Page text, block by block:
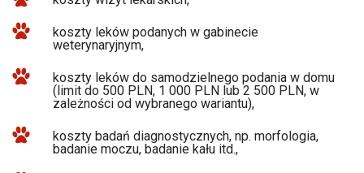
koszty leków podanych w gabinecie
weterynaryjnym,
koszty leków do samodzielnego podania w domu
(limit do 500 PLN, 1 000 PLN lub 2 500 PLN, w
zależności od wybranego wariantu),
koszty badań diagnostycznych, np. morfologia,
badanie moczu, badanie kału itd.,